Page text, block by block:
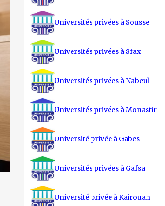
Universités privées à Sousse
Universités privées à Sfax
Universités privées à Nabeul
Universités privées à Monastir
Université privée à Gabes
Universités privées à Gafsa
Université privée à Kairouan